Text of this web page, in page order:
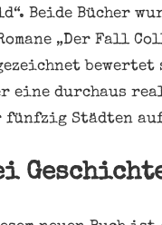
Beide Bücher
„Der Fall
bewertet
eine durchaus
Städten